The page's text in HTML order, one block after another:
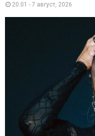
20:01 - 7 август, 2026